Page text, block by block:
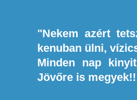
"Nekem azért
kenuban ülni,
Minden nap
Jövőre is